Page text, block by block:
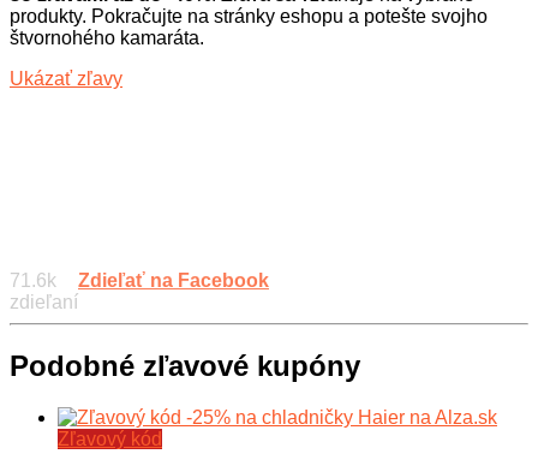
produkty. Pokračujte na stránky eshopu a potešte svojho
štvornohého kamaráta.
Ukázať zľavy
71.6k
zdieľaní
Zdieľať na Facebook
Podobné zľavové kupóny
Zľavový kód